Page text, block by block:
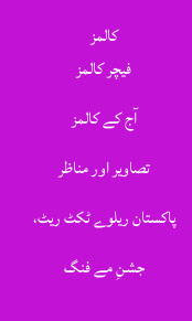
کالمز
فیچر کالمز
آج کے کالمز
تصاویر اور مناظر
پاکستان ریلوے ٹکٹ ریٹ،
جشنِ مے فنگ